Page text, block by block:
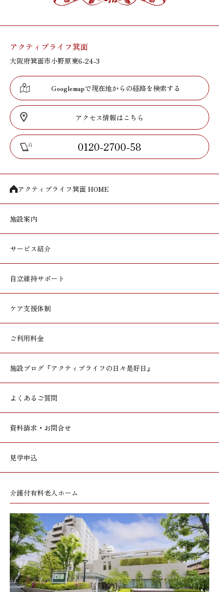
アクティブライフ箕面
大阪府箕面市小野原東6-24-3
Googlemapで現在地からの経路を検索する
アクセス情報はこちら
0120-2700-58
アクティブライフ箕面 HOME
施設案内
サービス紹介
自立維持サポート
ケア支援体制
ご利用料金
施設ブログ 『アクティブライフの日々是好日』
よくあるご質問
資料請求・お問合せ
見学申込
介護付有料老人ホーム